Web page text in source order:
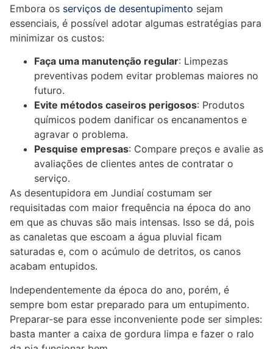
Embora os serviços de desentupimento sejam
essenciais, é possível adotar algumas estratégias para
minimizar os custos:
Faça uma manutenção regular: Limpezas
preventivas podem evitar problemas maiores no
futuro.
Evite métodos caseiros perigosos: Produtos
químicos podem danificar os encanamentos e
agravar o problema.
Pesquise empresas: Compare preços e avalie as
avaliações de clientes antes de contratar o
serviço.
As desentupidora em Jundiaí costumam ser
requisitadas com maior frequência na época do ano
em que as chuvas são mais intensas. Isso se dá, pois
as canaletas que escoam a água pluvial ficam
saturadas e, com o acúmulo de detritos, os canos
acabam entupidos.
Independentemente da época do ano, porém, é
sempre bom estar preparado para um entupimento.
Preparar-se para esse inconveniente pode ser simples:
basta manter a caixa de gordura limpa e fazer o ralo